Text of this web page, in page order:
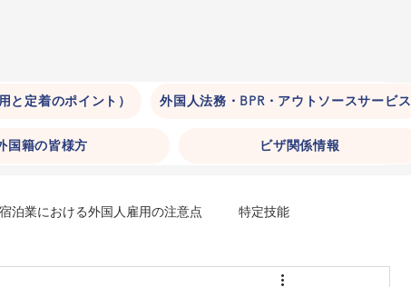
と定着のポイント） 外国人法務・BPR・アウトソースサービス
国籍の皆様方 ビザ関係情報
宿泊業における外国人雇用の注意点 特定技能